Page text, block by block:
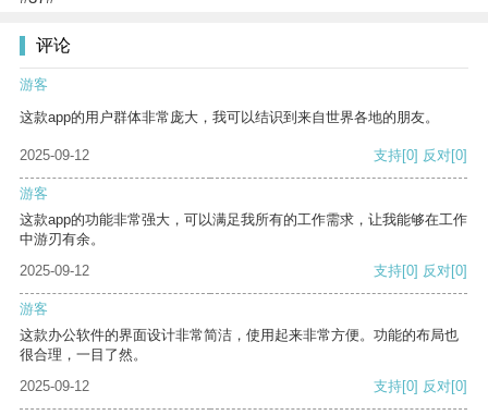
评论
游客
这款app的用户群体非常庞大，我可以结识到来自世界各地的朋友。
2025-09-12 支持[0] 反对[0]
游客
这款app的功能非常强大，可以满足我所有的工作需求，让我能够在工作
中游刃有余。
2025-09-12
支持[0] 反对[0]
游客
这款办公软件的界面设计非常简洁，使用起来非常方便。功能的布局也
很合理，一目了然。
2025-09-12
支持[0] 反对[0]